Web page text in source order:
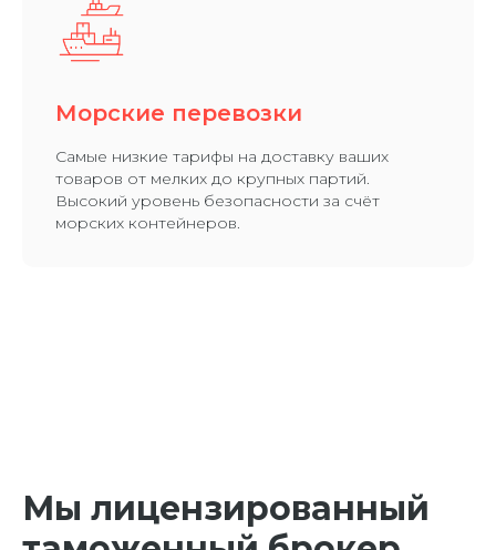
Морские перевозки
Самые низкие тарифы на доставку ваших
товаров от мелких до крупных партий.
Высокий уровень безопасности за счёт
морских контейнеров.
Мы лицензированный